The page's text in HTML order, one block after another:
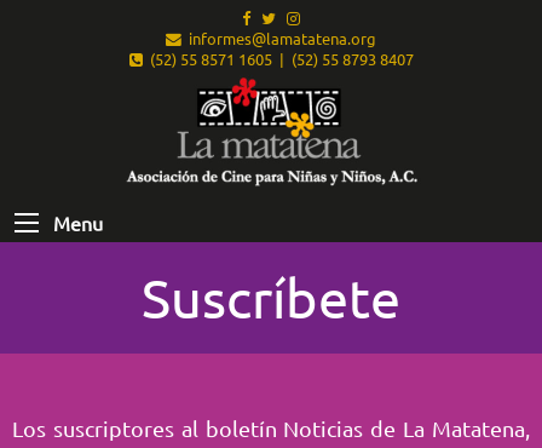
informes@lamatatena.org
(52) 55 8571 1605 | (52) 55 8793 8407
Menu
Suscríbete
Los suscriptores al boletín Noticias de La Matatena,